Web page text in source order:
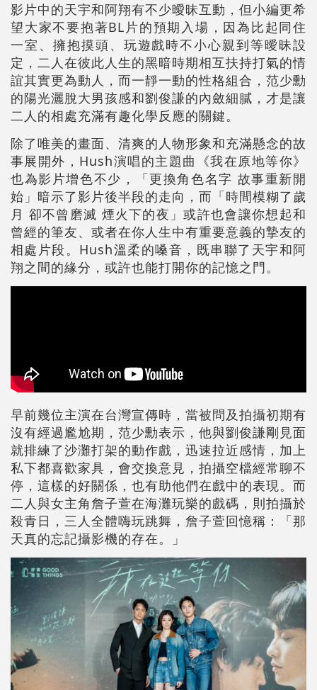
影片中的天宇和阿翔有不少曖昧互動，但小編更希
望大家不要抱著BL片的預期入場，因為比起同住
一室、擁抱摸頭、玩遊戲時不小心親到等曖昧設
定，二人在彼此人生的黑暗時期相互扶持打氣的情
誼其實更為動人，而一靜一動的性格組合，范少勳
的陽光灑脫大男孩感和劉俊謙的內斂細膩，才是讓
二人的相處充滿有趣化學反應的關鍵。
除了唯美的畫面、清爽的人物形象和充滿懸念的故
事展開外，Hush演唱的主題曲《我在原地等你》
也為影片增色不少，「更換角色名字 故事重新開
始」暗示了影片後半段的走向，而「時間模糊了歲
月 卻不曾磨滅 煙火下的夜」或許也會讓你想起和
曾經的筆友、或者在你人生中有重要意義的摯友的
相處片段。Hush溫柔的嗓音，既串聯了天宇和阿
翔之間的緣分，或許也能打開你的記憶之門。
早前幾位主演在台灣宣傳時，當被問及拍攝初期有
沒有經過尷尬期，范少勳表示，他與劉俊謙剛見面
就排練了沙灘打架的動作戲，迅速拉近感情，加上
私下都喜歡家具，會交換意見，拍攝空檔經常聊不
停，這樣的好關係，也有助他們在戲中的表現。而
二人與女主角詹子萱在海灘玩樂的戲碼，則拍攝於
殺青日，三人全體嗨玩跳舞，詹子萱回憶稱：「那
天真的忘記攝影機的存在。」